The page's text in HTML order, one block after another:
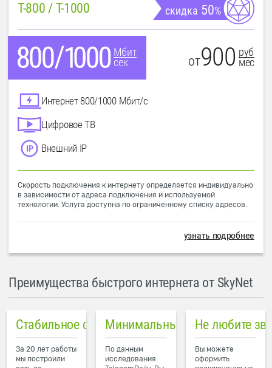
T-800 / T-1000 скидка 50%
Мбит
сек
от900 руб
мес
Интернет 800/1000 Мбит/с
Цифровое ТВ
Внешний IP
Скорость подключения к интернету определяется индивидуально
в зависимости от адреса подключения и используемой
технологии. Услуга доступна по ограниченному списку адресов.
узнать подробнее
Преимущества быстрого интернета от SkyNet
Стабильное соединение
За 20 лет работы
мы построили
Минимальный пинг в городе
По данным
исследования
Не любите
Вы можете
оформить